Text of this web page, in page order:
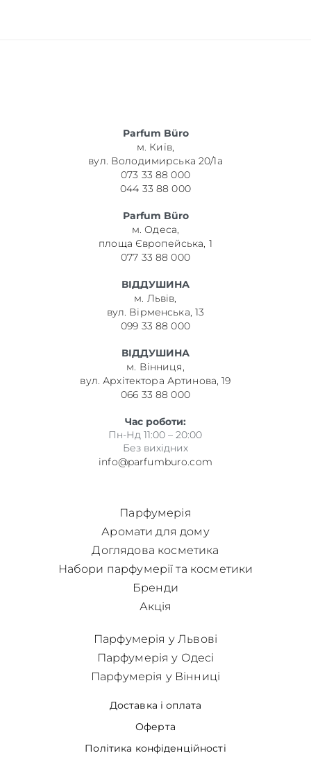
Parfum Büro
м. Київ,
вул. Володимирська 20/1а
073 33 88 000
044 33 88 000
Parfum Büro
м. Одеса,
площа Європейська, 1
077 33 88 000
ВІДДУШИНА
м. Львів,
вул. Вірменська, 13
099 33 88 000
ВІДДУШИНА
м. Вінниця,
вул. Архітектора Артинова, 19
066 33 88 000
Час роботи:
Пн-Нд 11:00 – 20:00
Без вихідних
info@parfumburo.com
Парфумерія
Аромати для дому
Доглядова косметика
Набори парфумерії та косметики
Бренди
Акція
Доставка і оплата
Оферта
Політика конфіденційності
Парфумерія у Львові
Парфумерія у Одесі
Парфумерія у Вінниці